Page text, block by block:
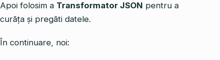
Apoi folosim a Transformator JSON pentru a
curăța și pregăti datele.
În continuare, noi: